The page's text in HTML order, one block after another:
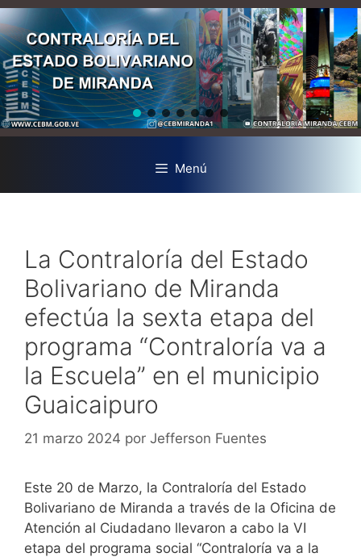
Menú
La Contraloría del Estado
Bolivariano de Miranda
efectúa la sexta etapa del
programa “Contraloría va a
la Escuela” en el municipio
Guaicaipuro
21 marzo 2024 por Jefferson Fuentes
Este 20 de Marzo, la Contraloría del Estado
Bolivariano de Miranda a través de la Oficina de
Atención al Ciudadano llevaron a cabo la VI
etapa del programa social “Contraloría va a la